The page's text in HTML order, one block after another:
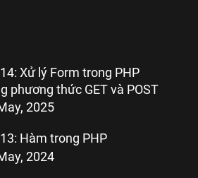
Xử lý Form trong PHP
phương thức GET và POST
2025
Hàm trong PHP
2024